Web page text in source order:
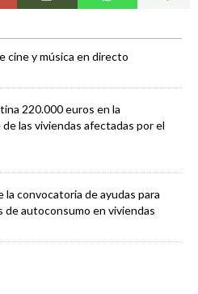
cine y música en directo
220.000 euros en la
las viviendas afectadas por el
la convocatoria de ayudas para
autoconsumo en viviendas